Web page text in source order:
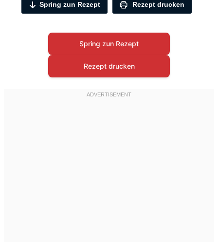
Spring zun Rezept Rezept drucken
Spring zun Rezept
Rezept drucken